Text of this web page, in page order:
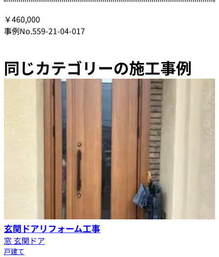
￥460,000
事例No.559-21-04-017
同じカテゴリーの施工事例
玄関ドアリフォーム工事
窓 玄関ドア
戸建て